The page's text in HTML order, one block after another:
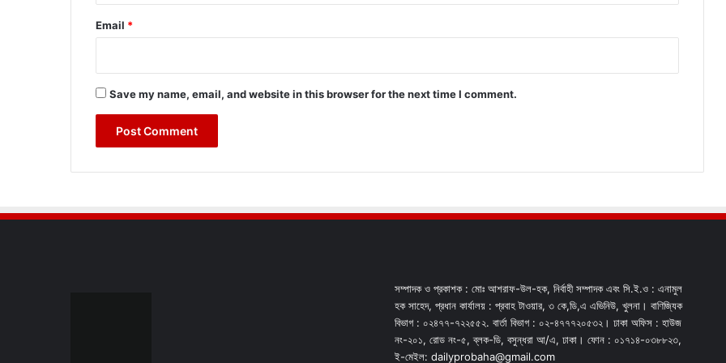
Email *
Save my name, email, and website in this browser for the next time I comment.
সম্পাদক ও প্রকাশক : মোঃ আশরাফ-উল-হক, নির্বাহী সম্পাদক এবং সি.ই.ও : এনামুল
হক সাহেদ, প্রধান কার্যালয় : প্রবাহ টাওয়ার, ৩ কে,ডি,এ এভিনিউ, খুলনা। বাণিজ্যিক
বিভাগ : ০২৪৭৭-৭২২৫৫২. বার্তা বিভাগ : ০২-৪৭৭৭২০৫৩২। ঢাকা অফিস : হাউজ
নং-২০১, রোড নং-৫, ব্লক-ডি, বসুন্ধরা আ/এ, ঢাকা। ফোন : ০১৭১৪-০৩৮৮২৩,
ই-মেইল: dailyprobaha@gmail.com